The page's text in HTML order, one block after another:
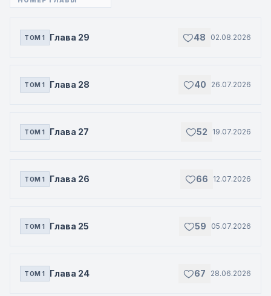
ТОМ 1 Глава 29 48 02.08.2026
ТОМ 1 Глава 28 40 26.07.2026
ТОМ 1 Глава 27 52 19.07.2026
ТОМ 1 Глава 26 66 12.07.2026
ТОМ 1 Глава 25 59 05.07.2026
ТОМ 1 Глава 24 67 28.06.2026